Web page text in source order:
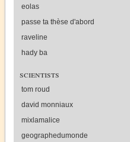
eolas
passe ta thèse d'abord
raveline
hady ba
scientists
tom roud
david monniaux
mixlamalice
geographedumonde